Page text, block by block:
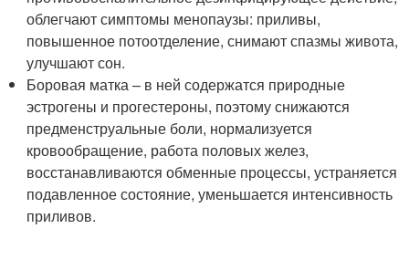
облегчают симптомы менопаузы: приливы,
повышенное потоотделение, снимают спазмы живота,
улучшают сон.
Боровая матка – в ней содержатся природные
эстрогены и прогестероны, поэтому снижаются
предменструальные боли, нормализуется
кровообращение, работа половых желез,
восстанавливаются обменные процессы, устраняется
подавленное состояние, уменьшается интенсивность
приливов.